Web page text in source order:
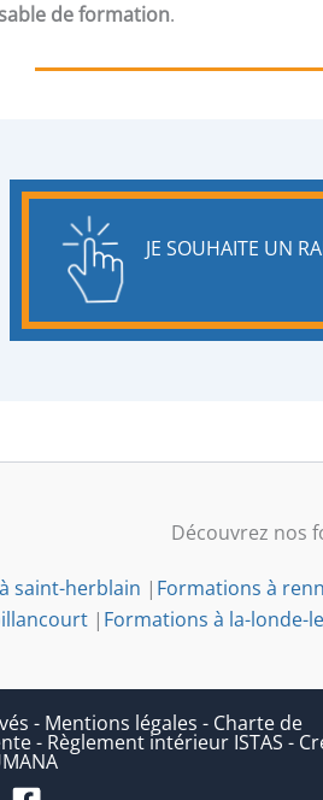
de formation.
JE SOUHAITE UN
Découvrez nos
saint-herblain | Formations à
| Formations à la-londe-
- Mentions légales - Charte de
- Règlement intérieur ISTAS -